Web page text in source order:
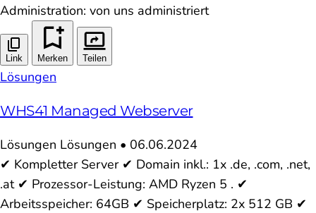
Administration: von uns administriert
Link Merken Teilen
Lösungen
WHS41 Managed Webserver
Lösungen Lösungen • 06.06.2024
✔ Kompletter Server ✔ Domain inkl.: 1x .de, .com, .net,
.at ✔ Prozessor-Leistung: AMD Ryzen 5 . ✔
Arbeitsspeicher: 64GB ✔ Speicherplatz: 2x 512 GB ✔